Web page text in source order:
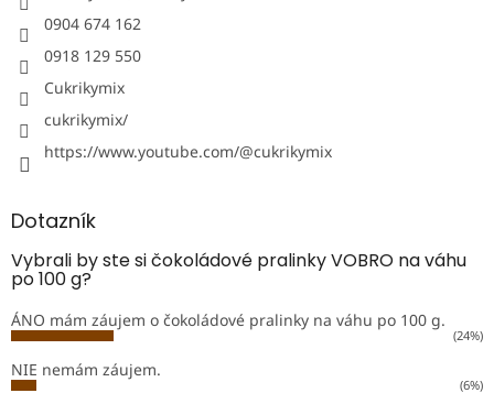
0904 674 162
0918 129 550
Cukrikymix
cukrikymix/
https://www.youtube.com/@cukrikymix
Dotazník
Vybrali by ste si čokoládové pralinky VOBRO na váhu
po 100 g?
ÁNO mám záujem o čokoládové pralinky na váhu po 100 g.
(24%)
NIE nemám záujem.
(6%)